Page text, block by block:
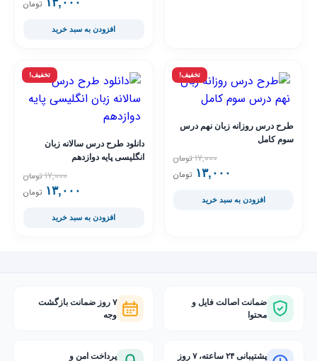
تومان
افزودن به سبد خرید
تخفیف!
طرح درس روزانه زبان نهم درس
سوم کامل
۱۷,۰۰۰ تومان
۱۳,۰۰۰ تومان
افزودن به سبد خرید
تخفیف!
دانلود طرح درس سالانه زبان
انگلیسی پایه دوازدهم
۱۷,۰۰۰ تومان
۱۳,۰۰۰ تومان
افزودن به سبد خرید
ضمانت اصالت فایل و
محتوا
۷ روز ضمانت بازگشت
وجه
پشتیبانی ۲۴ ساعته، ۷ روز
پرداخت امن و